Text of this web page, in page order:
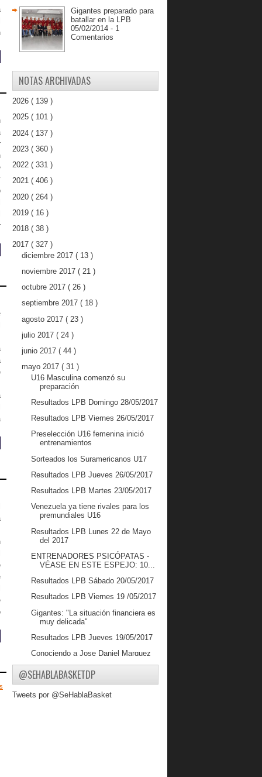
Gigantes preparado para
batallar en la LPB
05/02/2014 - 1
Comentarios
NOTAS ARCHIVADAS
2026 ( 139 )
2025 ( 101 )
2024 ( 137 )
2023 ( 360 )
2022 ( 331 )
2021 ( 406 )
2020 ( 264 )
2019 ( 16 )
2018 ( 38 )
2017 ( 327 )
diciembre 2017 ( 13 )
noviembre 2017 ( 21 )
octubre 2017 ( 26 )
septiembre 2017 ( 18 )
agosto 2017 ( 23 )
julio 2017 ( 24 )
junio 2017 ( 44 )
mayo 2017 ( 31 )
U16 Masculina comenzó su
preparación
Resultados LPB Domingo 28/05/2017
Resultados LPB Viernes 26/05/2017
Preselección U16 femenina inició
entrenamientos
Sorteados los Suramericanos U17
Resultados LPB Jueves 26/05/2017
Resultados LPB Martes 23/05/2017
Venezuela ya tiene rivales para los
premundiales U16
Resultados LPB Lunes 22 de Mayo
del 2017
ENTRENADORES PSICÓPATAS -
VÉASE EN ESTE ESPEJO: 10...
Resultados LPB Sábado 20/05/2017
Resultados LPB Viernes 19 /05/2017
Gigantes: "La situación financiera es
muy delicada"
Resultados LPB Jueves 19/05/2017
Conociendo a Jose Daniel Marquez
Trotamundos realizó Clínica de
Baloncesto
Resultados LPB Miércoles
@SEHABLABASKETDP
Tweets por @SeHablaBasket